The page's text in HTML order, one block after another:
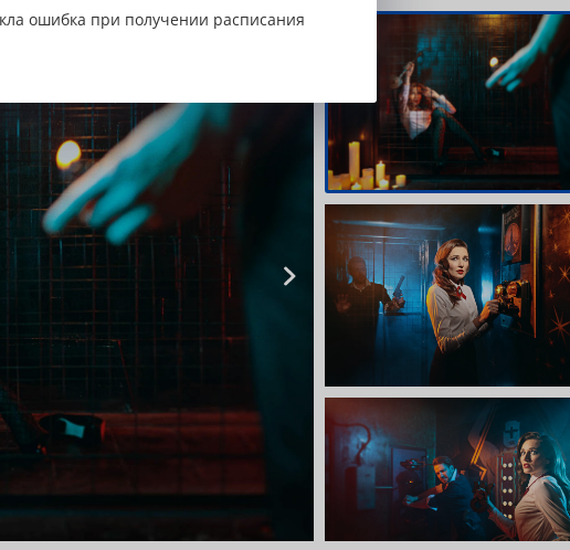
ошибка при получении расписания